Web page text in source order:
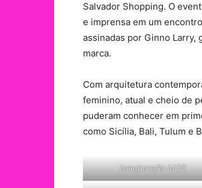
Salvador Shopping. O
e imprensa em um
assinadas por Ginno Larry,
marca.
Com arquitetura
feminino, atual e cheio de
puderam conhecer em
como Sicília, Bali, Tulum e
Inauguração MOB